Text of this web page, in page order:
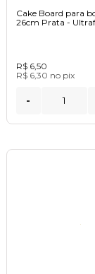
Cake Board para
26cm Prata -
R$ 6,50
R$ 6,30 no pix
-